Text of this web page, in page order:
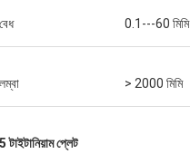
বেধ 0.1---60 মিমি
লম্বা > 2000 মিমি
টাইটানিয়াম প্লেট